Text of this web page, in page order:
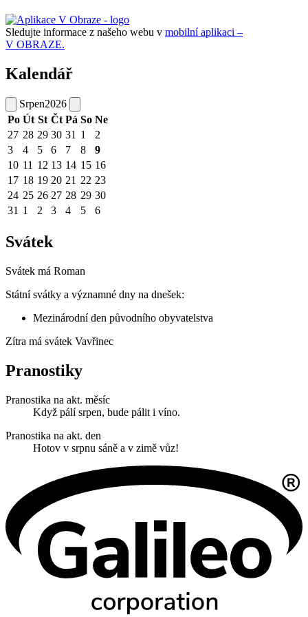
Sledujte informace z našeho webu v mobilní aplikaci –
V OBRAZE.
Kalendář
Srpen2026
Po Út St Čt Pá So Ne
27 28 29 30 31 1
2
3
4 5 6 7 8
9
10 11 12 13 14 15 16
17 18 19 20 21 22 23
24 25 26 27 28 29 30
31 1 2 3 4 5 6
Svátek
Svátek má Roman
Státní svátky a významné dny na dnešek:
Mezinárodní den původního obyvatelstva
Zítra má svátek Vavřinec
Pranostiky
Pranostika na akt. měsíc
Když pálí srpen, bude pálit i víno.
Pranostika na akt. den
Hotov v srpnu sáně a v zimě vůz!